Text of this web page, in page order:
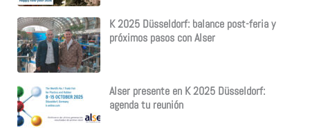
K 2025 Düsseldorf: balance post-feria y
próximos pasos con Alser
Alser presente en K 2025 Düsseldorf:
agenda tu reunión